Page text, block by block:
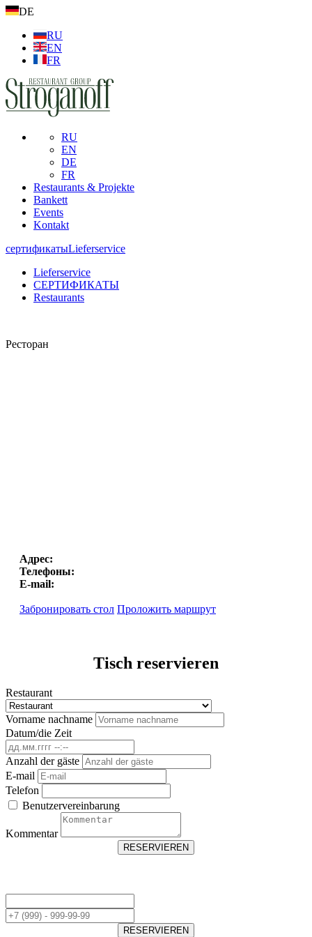
DE
RU
EN
FR
RU
EN
DE
FR
Restaurants & Projekte
Bankett
Events
Kontakt
сертификатыLieferservice
Lieferservice
СЕРТИФИКАТЫ
Restaurants
Ресторан
Адрес:
Телефоны:
E-mail:
Забронировать стол Проложить маршрут
Tisch reservieren
Restaurant
Vorname nachname
Datum/die Zeit
Anzahl der gäste
E-mail
Telefon
Benutzervereinbarung
Kommentar
RESERVIEREN
RESERVIEREN